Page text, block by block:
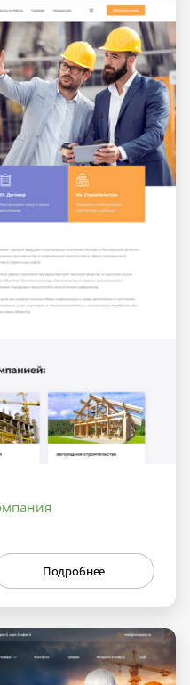
Подробнее